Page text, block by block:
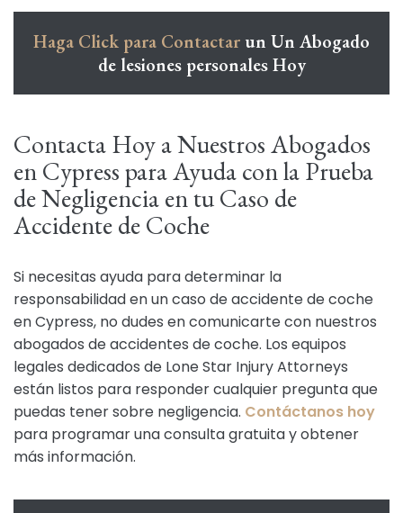
Haga Click para Contactar un Un Abogado
de lesiones personales Hoy
Contacta Hoy a Nuestros Abogados
en Cypress para Ayuda con la Prueba
de Negligencia en tu Caso de
Accidente de Coche
Si necesitas ayuda para determinar la
responsabilidad en un caso de accidente de coche
en Cypress, no dudes en comunicarte con nuestros
abogados de accidentes de coche. Los equipos
legales dedicados de Lone Star Injury Attorneys
están listos para responder cualquier pregunta que
puedas tener sobre negligencia. Contáctanos hoy
para programar una consulta gratuita y obtener
más información.